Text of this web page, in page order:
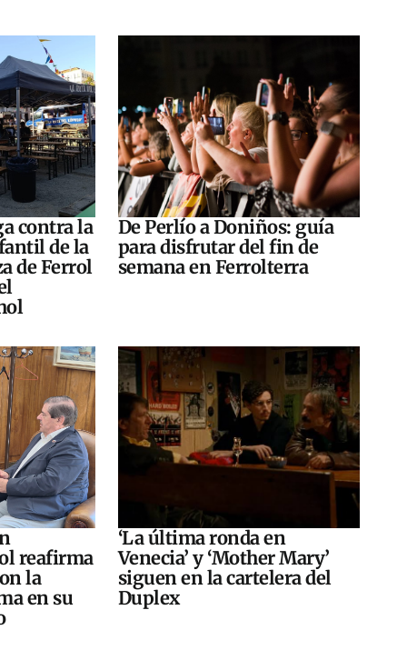
contra la
de la
de Ferrol
De Perlío a Doniños: guía
para disfrutar del fin de
semana en Ferrolterra
reafirma
la
en su
‘La última ronda en
Venecia’ y ‘Mother Mary’
siguen en la cartelera del
Duplex